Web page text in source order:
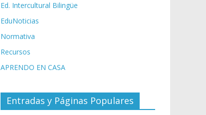
Ed. Intercultural Bilingüe
EduNoticias
Normativa
Recursos
APRENDO EN CASA
Entradas y Páginas Populares